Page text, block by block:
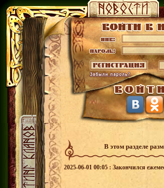
В этом разделе
2025-06-01 00:05 : Закончился